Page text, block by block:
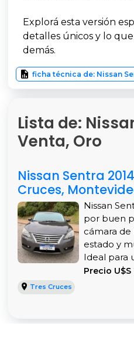
Explorá esta versión
detalles únicos y lo
demás.
ficha técnica de: Nissan
Lista de:
Venta, Oro
Nissan Sentra
Cruces,
Nissan
por buen
cámara
estado y
Ideal para
Precio U$S
Tres Cruces